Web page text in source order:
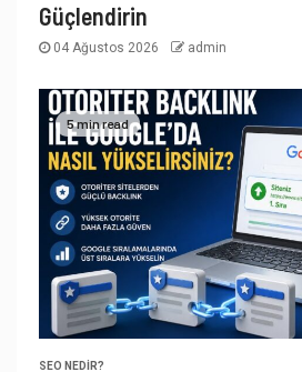
Güçlendirin
04 Ağustos 2026 admin
5 min read
SEO NEDIR?